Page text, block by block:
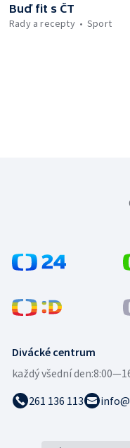
Buď fit s ČT
Rady a recepty
Sport
Divácké centrum
každý všední den:
261 136 113